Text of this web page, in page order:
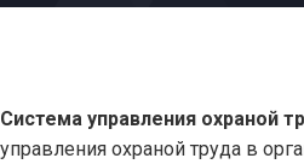
Система управления охраной
управления охраной труда в